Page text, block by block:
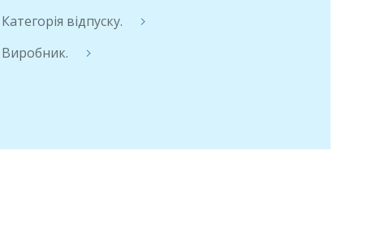
Категорія відпуску.
Виробник.